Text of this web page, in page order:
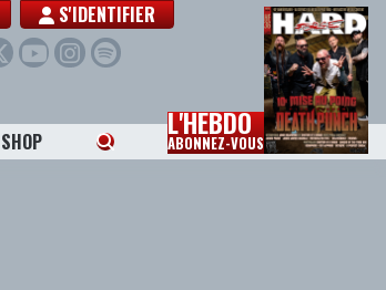
S'IDENTIFIER
SHOP L'HEBDO
ABONNEZ-VOUS